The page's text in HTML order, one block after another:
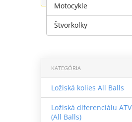
KATEGÓRIA
Ložiská kolies All Balls
Ložiská diferenciálu ATV
(All Balls)
Motocykle
Štvorkolky